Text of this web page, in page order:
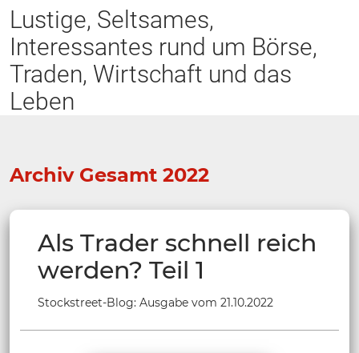
Lustige, Seltsames,
Interessantes rund um Börse,
Traden, Wirtschaft und das
Leben
Archiv Gesamt 2022
Als Trader schnell reich
werden? Teil 1
Stockstreet-Blog: Ausgabe vom 21.10.2022